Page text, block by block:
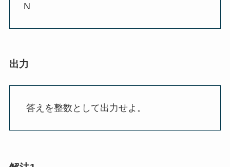
N
出力
答えを整数として出力せよ。